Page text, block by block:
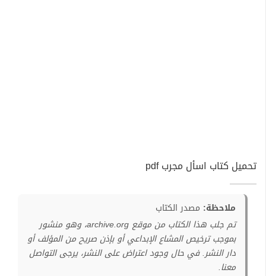
تحميل كتاب اسأل مجرب pdf
ملاحظة: مصدر الكتاب
تم جلب هذا الكتاب من موقع archive.org، وهو منشور
بموجب ترخيص المشاع الإبداعي أو بإذن صريح من المؤلف أو
دار النشر. في حال وجود اعتراض على النشر، يرجى التواصل
معنا.